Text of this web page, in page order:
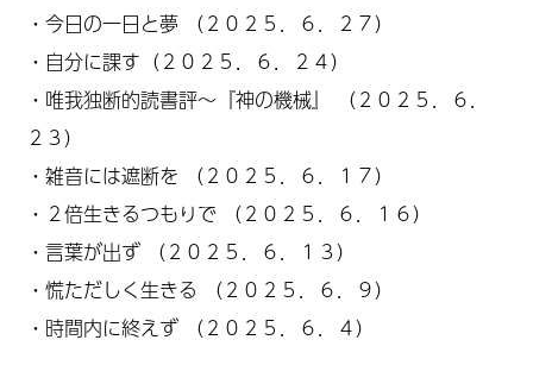
・今日の一日と夢 （２０２５．６．２７）
・ 自分に課す （２０２５．６．２４）
・ 唯我独断的読書評～『神の機械』
（２０２５．６．
２３）
・雑音には遮断を （２０２５．６．１７）
・ ２倍生きるつもりで （２０２５．６．１６）
・言葉が出ず （２０２５．６．１３）
・慌ただしく生きる （２０２５．６．９）
・ 時間内に終えず （２０２５．６．４）